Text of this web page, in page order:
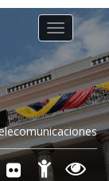
Toggle
navigation